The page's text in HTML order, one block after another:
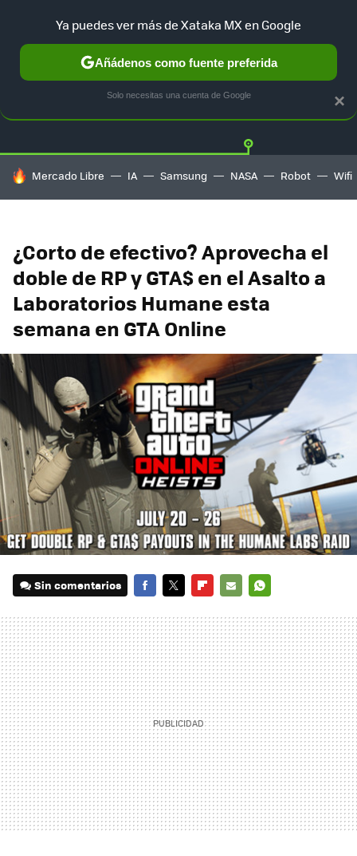
Twitter
HOY SE HABLA DE
Mercado Libre IA Samsung NASA Robot Wifi
¿Corto de efectivo? Aprovecha el
doble de RP y GTA$ en el Asalto a
Laboratorios Humane esta
semana en GTA Online
Sin comentarios
MAIL
×
Ya puedes ver más de Xataka MX en Google
Añádenos como fuente preferida
Solo necesitas una cuenta de Google